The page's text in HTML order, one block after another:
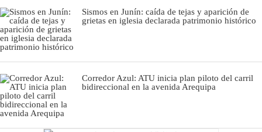
Sismos en Junín: caída de tejas y aparición de
grietas en iglesia declarada patrimonio histórico
Corredor Azul: ATU inicia plan piloto del carril
bidireccional en la avenida Arequipa